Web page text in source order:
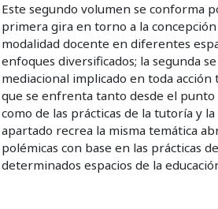
Este segundo volumen se conforma
primera gira en torno a la
modalidad docente en diferentes
enfoques diversificados; la segunda
mediacional implicado en toda
que se enfrenta tanto desde el punto
como de las prácticas de la tutoría y
apartado recrea la misma temática
polémicas con base en las prácticas
determinados espacios de la